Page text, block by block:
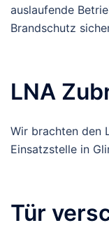
auslaufende
Brandschutz
LNA
Wir brachten den
Einsatzstelle in
Tür